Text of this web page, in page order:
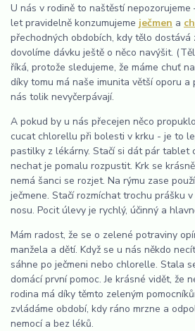
U nás v rodině to naštěstí nepozorujeme
let pravidelně konzumujeme ječmen a
přechodných obdobích, kdy tělo dostává
dovolíme dávku ještě o něco navýšit.
říká, protože sledujeme, že máme chuť
díky tomu má naše imunita větší oporu a
nás tolik nevyčerpávají.
A pokud by u nás přecejen něco
cucat chlorellu při bolesti v krku - je to
pastilky z lékárny. Stačí si dát pár tablet
nechat je pomalu rozpustit. Krk se
nemá šanci se rozjet. Na rýmu zase
ječmene. Stačí rozmíchat trochu prášku
nosu. Pocit úlevy je rychlý, účinný a
Mám radost, že se o zelené potraviny
manžela a dětí. Když se u nás někdo
sáhne po ječmeni nebo chlorelle. Stala
domácí první pomoc. Je krásné vidět, že
rodina má díky těmto zeleným
zvládáme období, kdy ráno mrzne a
nemocí a bez léků.